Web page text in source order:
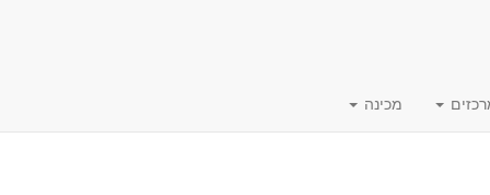
מכינה